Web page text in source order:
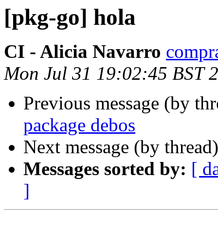
[pkg-go] hola
CI - Alicia Navarro
Mon Jul 31 19:02:45 BST
Previous message (by
package debos
Next message (by
Messages sorted by: [
]